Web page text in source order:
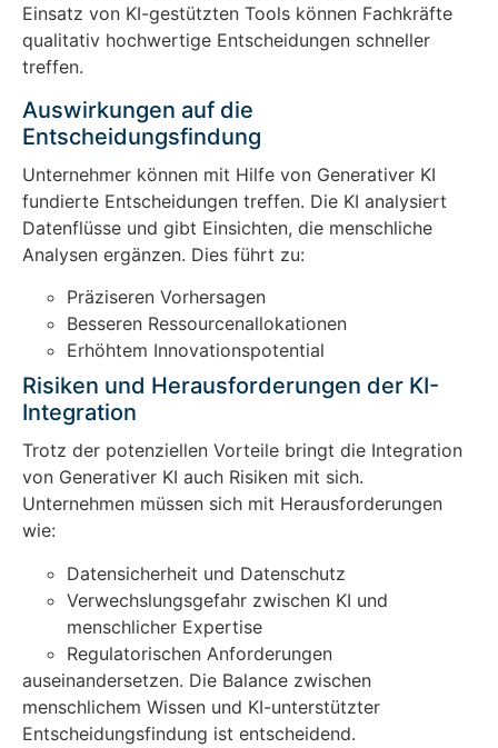
Einsatz von KI-gestützten Tools können Fachkräfte
qualitativ hochwertige Entscheidungen schneller
treffen.
Auswirkungen auf die
Entscheidungsfindung
Unternehmer können mit Hilfe von Generativer KI
fundierte Entscheidungen treffen. Die KI analysiert
Datenflüsse und gibt Einsichten, die menschliche
Analysen ergänzen. Dies führt zu:
Präziseren Vorhersagen
Besseren Ressourcenallokationen
Erhöhtem Innovationspotential
Risiken und Herausforderungen der KI-
Integration
Trotz der potenziellen Vorteile bringt die Integration
von Generativer KI auch Risiken mit sich.
Unternehmen müssen sich mit Herausforderungen
wie:
Datensicherheit und Datenschutz
Verwechslungsgefahr zwischen KI und
menschlicher Expertise
Regulatorischen Anforderungen
auseinandersetzen. Die Balance zwischen
menschlichem Wissen und KI-unterstützter
Entscheidungsfindung ist entscheidend.